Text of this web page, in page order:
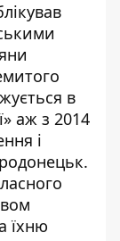
в
аж з 2014
і
їхню